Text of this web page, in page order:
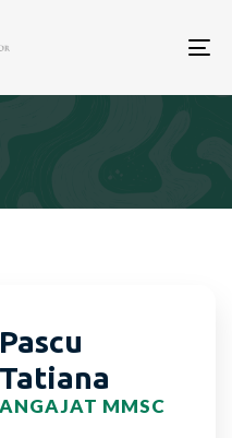
Pascu
Tatiana
ANGAJAT MMSC